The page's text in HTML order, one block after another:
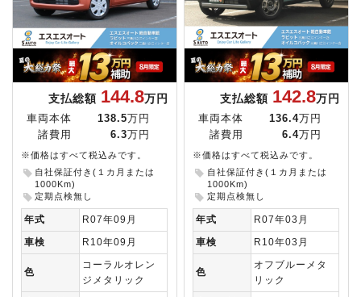
支払総額 144.8万円
車両本体 138.5 万円
諸費用
6.3 万円
※価格はすべて税込みです。
自社保証付き(１カ月または
1000Km)
定期点検無し
年式
R07年09月
車検
R10年09月
色
コーラルオレン
ジメタリック
支払総額 142.8万円
車両本体 136.4万円
諸費用
6.4万円
※価格はすべて税込みです。
自社保証付き(１カ月または
1000Km)
定期点検無し
年式
R07年03月
車検
R10年03月
色
オフブルーメタ
リック